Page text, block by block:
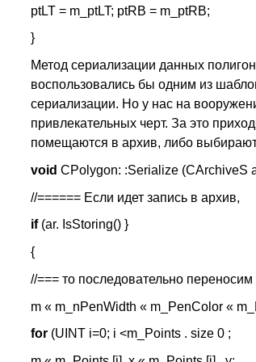
ptLT = m_ptLT; ptRB = m_ptRB;
}
Метод сериализации данных
воспользовались бы одним из
сериализации. Но у нас на
привлекательных черт. За это
помещаются в архив, либо
void CPolygon: :Serialize (CArchiveS
//====== Если идет запись в архив,
if (ar. IsStoring() }
{
//=== то последовательно
m « m_nPenWidth « m_PenColor «
for (UINT i=0; i <m_Points . size 0 ;